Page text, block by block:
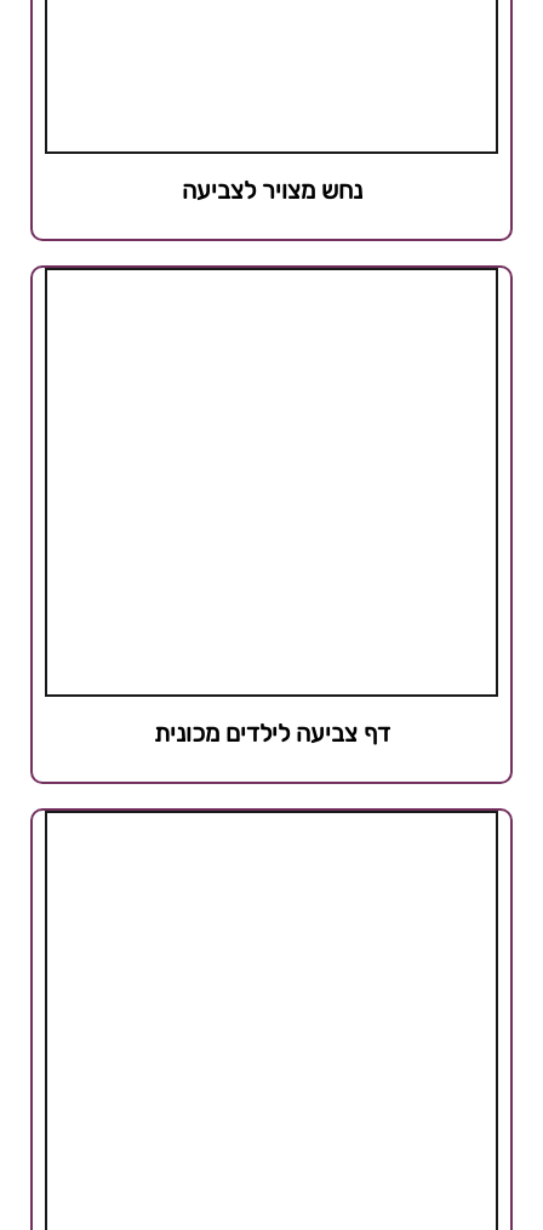
נחש מצויר לצביעה
דף צביעה לילדים מכונית